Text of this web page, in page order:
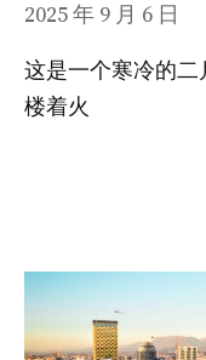
2025 年 9 月 6 日
这是一个寒冷的
楼着火